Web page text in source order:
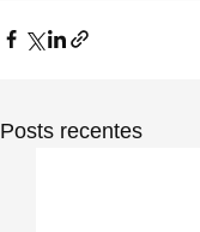
Posts recentes